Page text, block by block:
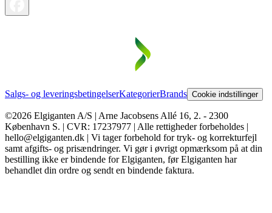
Salgs- og leveringsbetingelserKategorierBrands Cookie indstillinger
©2026 Elgiganten A/S | Arne Jacobsens Allé 16, 2. - 2300
København S. | CVR: 17237977 | Alle rettigheder forbeholdes |
hello@elgiganten.dk | Vi tager forbehold for tryk- og korrekturfejl
samt afgifts- og prisændringer. Vi gør i øvrigt opmærksom på at din
bestilling ikke er bindende for Elgiganten, før Elgiganten har
behandlet din ordre og sendt en bindende faktura.